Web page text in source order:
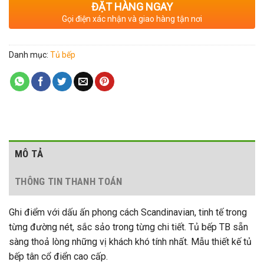
ĐẶT HÀNG NGAY
Gọi điện xác nhận và giao hàng tận nơi
Danh mục: Tủ bếp
MÔ TẢ
THÔNG TIN THANH TOÁN
Ghi điểm với dấu ấn phong cách Scandinavian, tinh tế trong
từng đường nét, sắc sảo trong từng chi tiết. Tủ bếp TB sẵn
sàng thoả lòng những vị khách khó tính nhất. Mẫu thiết kế tủ
bếp tân cổ điển cao cấp.